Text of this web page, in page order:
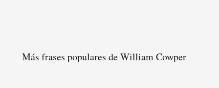
Más frases populares de William Cowper